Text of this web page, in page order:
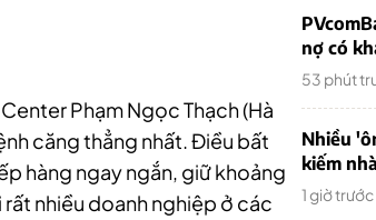
Phạm Ngọc Thạch (Hà
căng thẳng nhất. Điều bất
hàng ngay ngắn, giữ khoảng
nhiều doanh nghiệp ở các
nợ có
53 phút
Nhiều
kiếm
1 giờ trước